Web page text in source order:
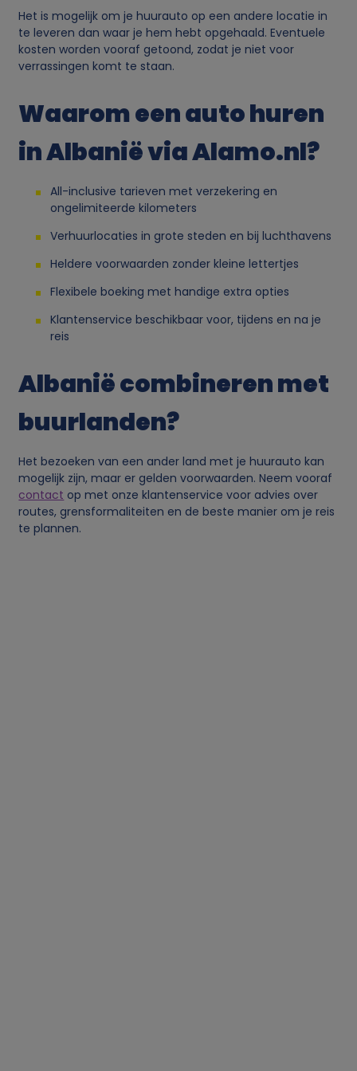
Het is mogelijk om je huurauto op een andere locatie in
te leveren dan waar je hem hebt opgehaald. Eventuele
kosten worden vooraf getoond, zodat je niet voor
verrassingen komt te staan.
Waarom een auto huren
in Albanië via Alamo.nl?
All-inclusive tarieven met verzekering en
ongelimiteerde kilometers
Verhuurlocaties in grote steden en bij luchthavens
Heldere voorwaarden zonder kleine lettertjes
Flexibele boeking met handige extra opties
Klantenservice beschikbaar voor, tijdens en na je
reis
Albanië combineren met
buurlanden?
Het bezoeken van een ander land met je huurauto kan
mogelijk zijn, maar er gelden voorwaarden. Neem vooraf
contact op met onze klantenservice voor advies over
routes, grensformaliteiten en de beste manier om je reis
te plannen.
v
a
n
p
n
i
j
k